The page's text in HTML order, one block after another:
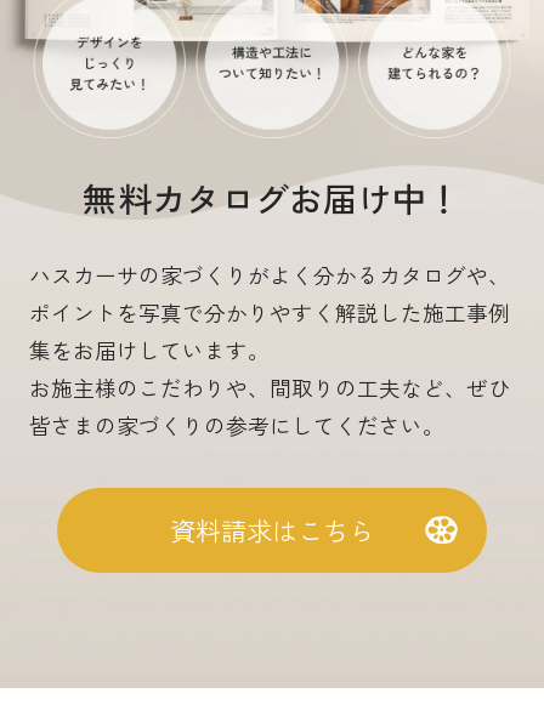
無料カタログお届け中！
ハスカーサの家づくりがよく分かるカタログや、
ポイントを写真で分かりやすく解説した施工事例
集をお届けしています。
お施主様のこだわりや、間取りの工夫など、ぜひ
皆さまの家づくりの参考にしてください。
資料請求はこちら